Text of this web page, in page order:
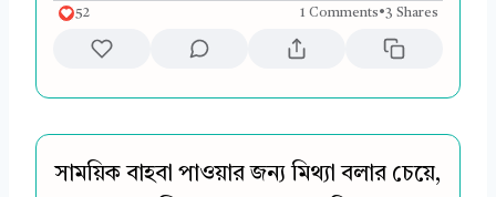
52 1 Comments•3 Shares
সাময়িক বাহবা পাওয়ার জন্য মিথ্যা বলার চেয়ে,